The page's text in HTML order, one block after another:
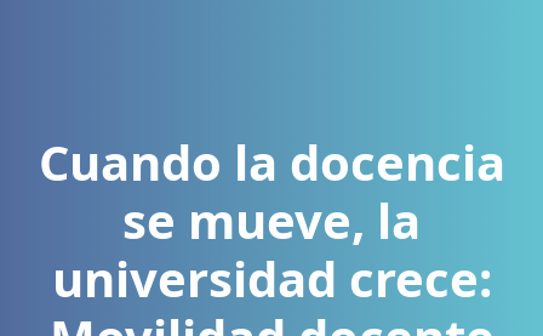
Cuando la docencia
se mueve, la
universidad crece: